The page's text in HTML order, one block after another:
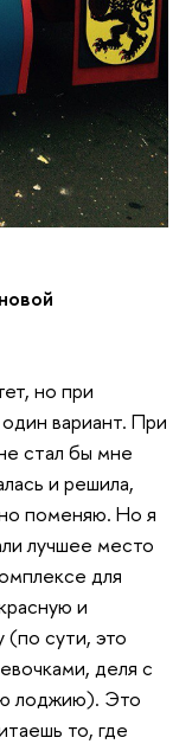
но при
вариант. При
стал бы мне
и решила,
поменяю. Но я
лучшее место
для
и
сути, это
деля с
лоджию). Это
то, где